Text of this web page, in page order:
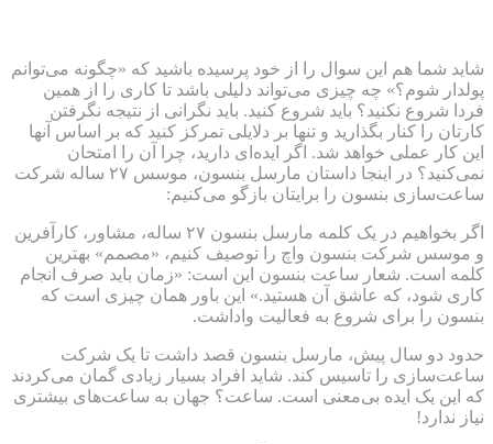
شاید شما هم این سوال را از خود پرسیده باشید که «چگونه می‌توانم
پولدار شوم؟» چه چیزی می‌تواند دلیلی باشد تا کاری را از همین
فردا شروع نکنید؟ باید شروع کنید. باید نگرانی از نتیجه نگرفتن
کارتان را کنار بگذارید و تنها بر دلایلی تمرکز کنید که بر اساس آنها
این کار عملی خواهد شد. اگر ایده‌ای دارید، چرا آن را امتحان
نمی‌کنید؟ در اینجا داستان مارسل بنسون، موسس ۲۷ ساله شرکت
ساعت‌سازی بنسون را برایتان بازگو می‌کنیم:
اگر بخواهیم در یک کلمه مارسل بنسون ۲۷ ساله، مشاور، کارآفرین
و موسس شرکت بنسون واچ را توصیف کنیم، «مصمم» بهترین
کلمه است. شعار ساعت بنسون این است: «زمان باید صرف انجام
کاری شود، که عاشق آن هستید.» این باور همان چیزی است که
بنسون را برای شروع به فعالیت واداشت.
حدود دو سال پیش، مارسل بنسون قصد داشت تا یک شرکت
ساعت‌سازی را تاسیس کند. شاید افراد بسیار زیادی گمان می‌کردند
که این یک ایده بی‌معنی است. ساعت؟ جهان به ساعت‌های بیشتری
نیاز ندارد!